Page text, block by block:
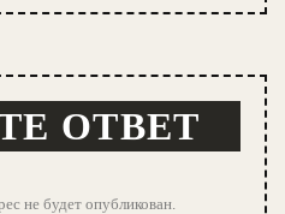
ОТВЕТ
не будет опубликован.